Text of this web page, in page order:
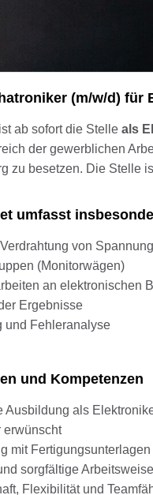
(m/w/d) für
ab sofort die Stelle als
der gewerblichen
zu besetzen. Die Stelle
umfasst
von
(Monitorwägen)
an elektronischen
Ergebnisse
und Fehleranalyse
und Kompetenzen
Ausbildung als
erwünscht
mit
sorgfältige Arbeitsweise
Flexibilität und